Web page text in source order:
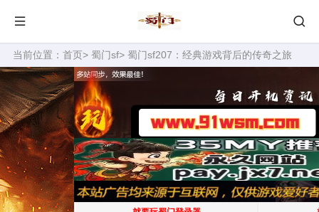
当前位置： 首页> 蜀门sf> 蜀门sf207：经典游戏背后的传奇之旅